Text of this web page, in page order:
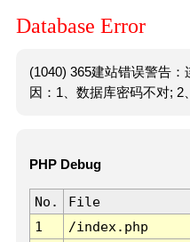
Database Error
(1040) 365建站错误警告
因：1、数据库密码不对; 2
PHP Debug
No. File
1
/index.php